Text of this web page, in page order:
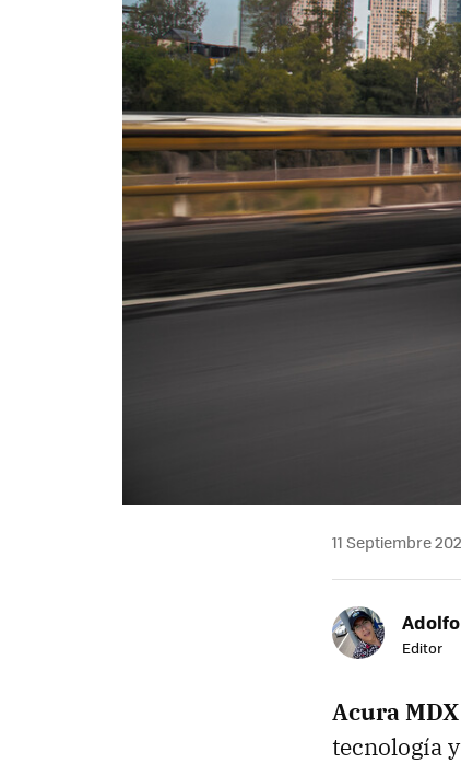
11 Septiembre
Editor
Acura
tecnología